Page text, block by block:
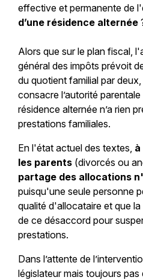
effective et permanente de
d’une résidence alternée
Alors que sur le plan fiscal,
général des impôts prévoit
du quotient familial par
consacre l’autorité
résidence alternée n’a rien
prestations familiales.
En l'état actuel des textes,
les parents(divorcés ou
partage des allocations
puisqu'une seule personne
qualité d'allocataire et que
de ce désaccord pour
prestations.
Dans l’attente de
législateur mais toujours pas